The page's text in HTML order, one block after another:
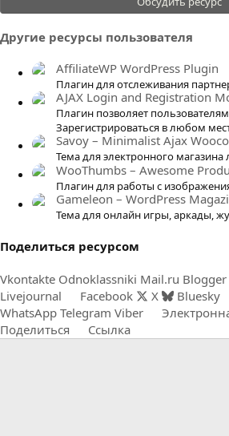
0
0
з
Другие ресурсы пользователя
AffiliateWP WordPress Plugin
Плагин для отслеживания
AJAX Login and Registration
Плагин позволяет
Зарегистрироваться в любом
Savoy – Minimalist Ajax
Тема для электронного
WooThumbs – Awesome
Плагин для работы с
Gameleon – WordPress
Тема для онлайн игры, аркады,
Поделиться ресурсом
Vkontakte Odnoklassniki Mail.ru Blogger
Livejournal
Facebook X Bluesky
WhatsApp Telegram Viber
Поделиться
Ссылка